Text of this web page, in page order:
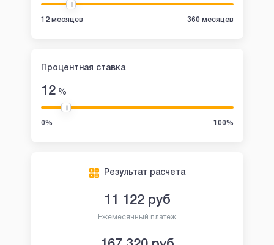
12 месяцев 360 месяцев
Процентная ставка
12%
0% 100%
Результат расчета
11 122руб
Ежемесячный платеж